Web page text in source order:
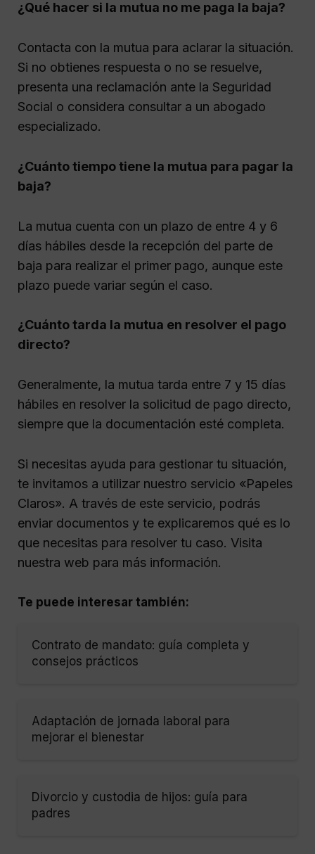
¿Qué hacer si la mutua no me paga la baja?
Contacta con la mutua para aclarar la situación.
Si no obtienes respuesta o no se resuelve,
presenta una reclamación ante la Seguridad
Social o considera consultar a un abogado
especializado.
¿Cuánto tiempo tiene la mutua para pagar la
baja?
La mutua cuenta con un plazo de entre 4 y 6
días hábiles desde la recepción del parte de
baja para realizar el primer pago, aunque este
plazo puede variar según el caso.
¿Cuánto tarda la mutua en resolver el pago
directo?
Generalmente, la mutua tarda entre 7 y 15 días
hábiles en resolver la solicitud de pago directo,
siempre que la documentación esté completa.
Si necesitas ayuda para gestionar tu situación,
te invitamos a utilizar nuestro servicio «Papeles
Claros». A través de este servicio, podrás
enviar documentos y te explicaremos qué es lo
que necesitas para resolver tu caso. Visita
nuestra web para más información.
Te puede interesar también:
Contrato de mandato: guía completa y
consejos prácticos
Adaptación de jornada laboral para
mejorar el bienestar
Divorcio y custodia de hijos: guía para
padres